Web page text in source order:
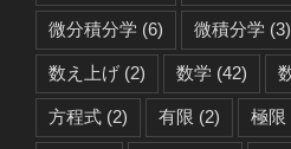
微分積分学 (6) 微積分学 (3)
数え上げ (2) 数学 (42)
方程式 (2) 有限 (2) 極限